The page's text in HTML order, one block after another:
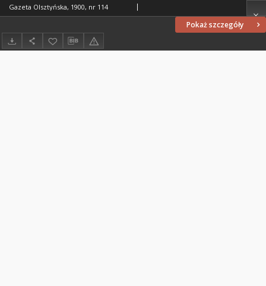
Pokaż szczegóły
Gazeta Olsztyńska, 1900, nr 114